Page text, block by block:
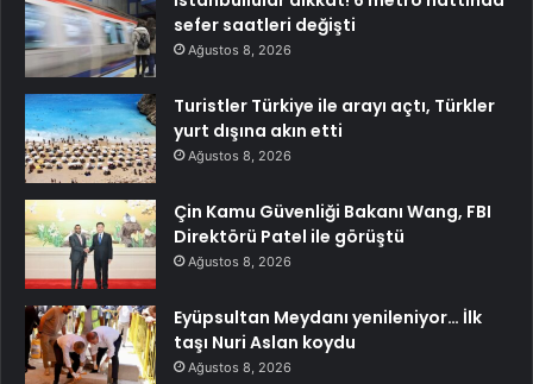
sefer saatleri değişti
Ağustos 8, 2026
Turistler Türkiye ile arayı açtı, Türkler
yurt dışına akın etti
Ağustos 8, 2026
Çin Kamu Güvenliği Bakanı Wang, FBI
Direktörü Patel ile görüştü
Ağustos 8, 2026
Eyüpsultan Meydanı yenileniyor… İlk
taşı Nuri Aslan koydu
Ağustos 8, 2026